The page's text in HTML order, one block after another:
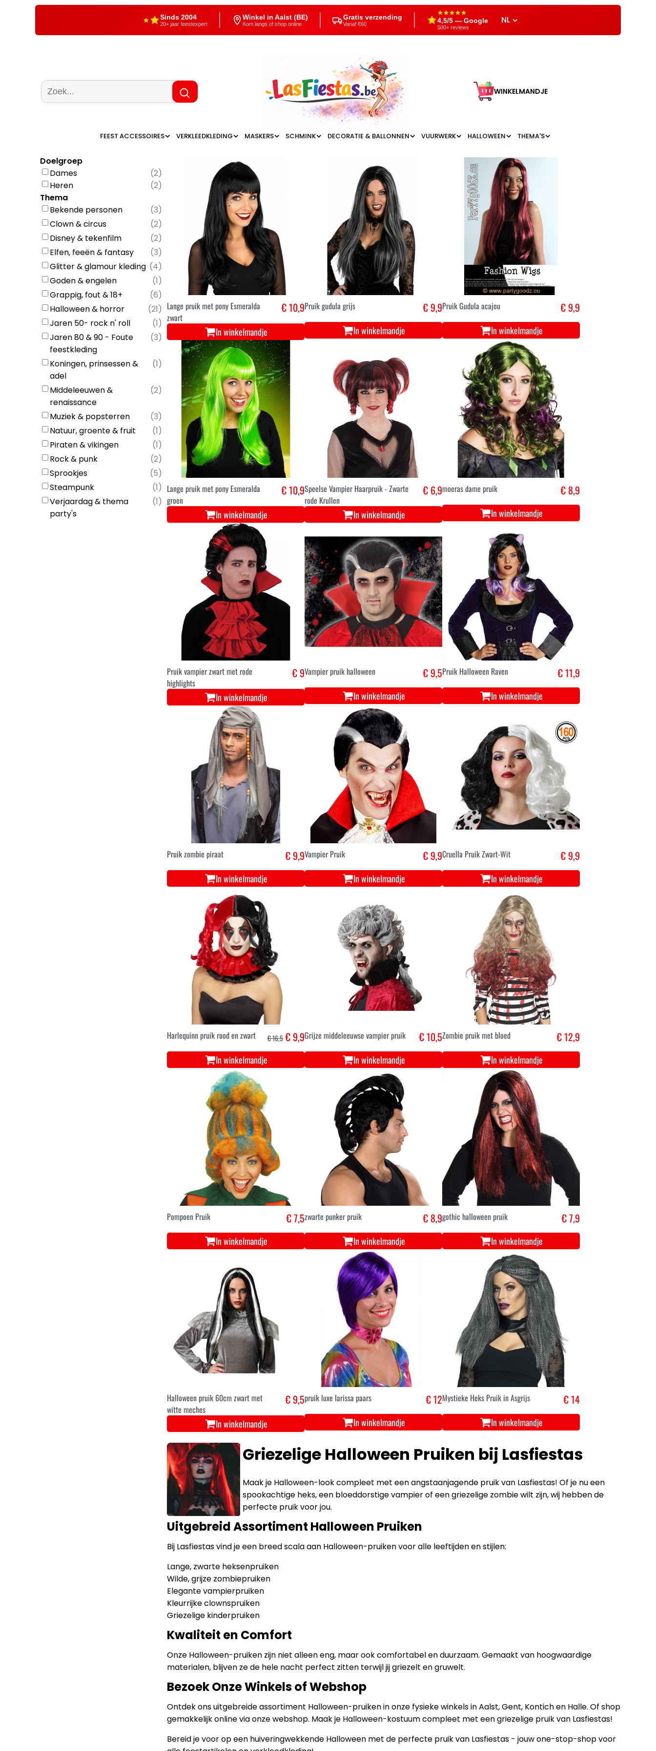
Sinds 2004
20+ jaar feestexpert
Winkel in Aalst (BE)
Kom langs of shop online
Gratis verzending
Vanaf €60 4,5/5 — Google
500+ reviews
NL
WINKELMANDJE
FEEST ACCESSOIRES VERKLEEDKLEDING MASKERS SCHMINK DECORATIE & BALLONNEN VUURWERK HALLOWEEN THEMA'S
Doelgroep
Dames
(2)
Heren
(2)
Thema
Bekende personen
(3)
Clown & circus
(2)
Disney & tekenfilm
(2)
Elfen, feeën & fantasy
(3)
Glitter & glamour kleding (4)
Goden & engelen
(1)
Grappig, fout & 18+
(6)
Halloween & horror
(21)
Jaren 50- rock n' roll
(1)
Jaren 80 & 90 - Foute
feestkleding
(3)
Koningen, prinsessen &
adel
(1)
Middeleeuwen &
renaissance
(2)
Muziek & popsterren (3)
Natuur, groente & fruit
(1)
Piraten & vikingen
(1)
Rock & punk
(2)
Sprookjes
(5)
Steampunk
(1)
Verjaardag & thema
party's
(1)
Lange pruik met pony Esmeralda
zwart
€ 10,9
In winkelmandje
Pruik gudula grijs € 9,9
In winkelmandje
Pruik Gudula acajou € 9,9
In winkelmandje
Lange pruik met pony Esmeralda
groen
€ 10,9
In winkelmandje
Speelse Vampier Haarpruik - Zwarte
rode Krullen
€ 6,9
In winkelmandje
moeras dame pruik € 8,9
In winkelmandje
Pruik vampier zwart met rode
highlights
€ 9
In winkelmandje
Vampier pruik halloween € 9,5
In winkelmandje
Pruik Halloween Raven € 11,9
In winkelmandje
Pruik zombie piraat € 9,9
In winkelmandje
Vampier Pruik € 9,9
In winkelmandje
Cruella Pruik Zwart-Wit € 9,9
In winkelmandje
Harlequinn pruik rood en zwart € 16,5€ 9,9
In winkelmandje
Grijze middeleeuwse vampier pruik € 10,5
In winkelmandje
Zombie pruik met bloed € 12,9
In winkelmandje
Pompoen Pruik € 7,5
In winkelmandje
zwarte punker pruik € 8,9
In winkelmandje
gothic halloween pruik € 7,9
In winkelmandje
Halloween pruik 60cm zwart met
witte meches
€ 9,5
In winkelmandje
pruik luxe larissa paars € 12
In winkelmandje
Mystieke Heks Pruik in Asgrijs € 14
In winkelmandje
Griezelige Halloween Pruiken bij Lasfiestas
Maak je Halloween-look compleet met een angstaanjagende pruik van Lasfiestas! Of je nu een
spookachtige heks, een bloeddorstige vampier of een griezelige zombie wilt zijn, wij hebben de
perfecte pruik voor jou.
Uitgebreid Assortiment Halloween Pruiken
Bij Lasfiestas vind je een breed scala aan Halloween-pruiken voor alle leeftijden en stijlen:
Lange, zwarte heksenpruiken
Wilde, grijze zombiepruiken
Elegante vampierpruiken
Kleurrijke clownspruiken
Griezelige kinderpruiken
Kwaliteit en Comfort
Onze Halloween-pruiken zijn niet alleen eng, maar ook comfortabel en duurzaam. Gemaakt van hoogwaardige
materialen, blijven ze de hele nacht perfect zitten terwijl jij griezelt en gruwelt.
Bezoek Onze Winkels of Webshop
Ontdek ons uitgebreide assortiment Halloween-pruiken in onze fysieke winkels in Aalst, Gent, Kontich en Halle. Of shop
gemakkelijk online via onze webshop. Maak je Halloween-kostuum compleet met een griezelige pruik van Lasfiestas!
Bereid je voor op een huiveringwekkende Halloween met de perfecte pruik van Lasfiestas - jouw one-stop-shop voor